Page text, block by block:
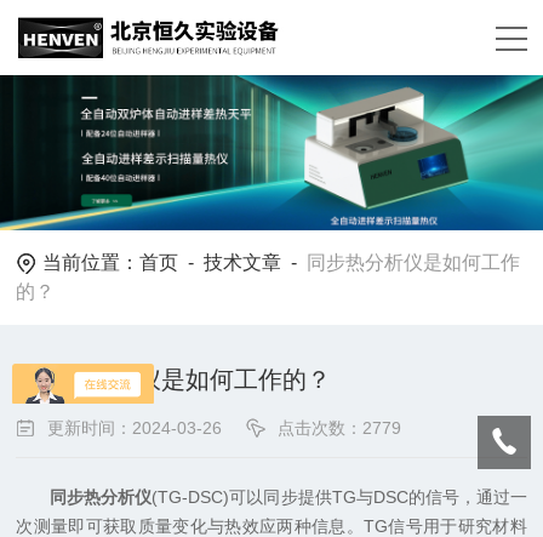
当前位置：首页 -技术文章 -
同步热分析仪是如何工作
的？
同步热分析仪是如何工作的？
更新时间：2024-03-26 点击次数：2779
同步热分析仪(TG-DSC)可以同步提供TG与DSC的信号，通过一
次测量即可获取质量变化与热效应两种信息。TG信号用于研究材料